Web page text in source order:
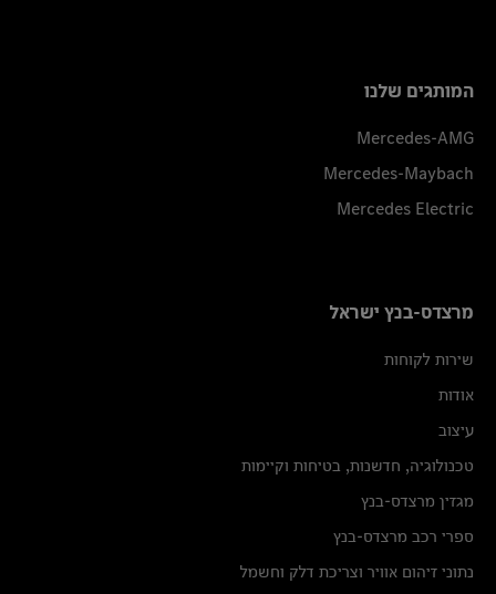
המותגים שלנו
Mercedes-AMG
Mercedes-Maybach
Mercedes Electric
מרצדס-בנץ ישראל
שירות לקוחות
אודות
עיצוב
טכנולוגיה, חדשנות, בטיחות וקיימות
מגזין מרצדס-בנץ
ספרי רכב מרצדס-בנץ
נתוני זיהום אוויר וצריכת דלק וחשמל